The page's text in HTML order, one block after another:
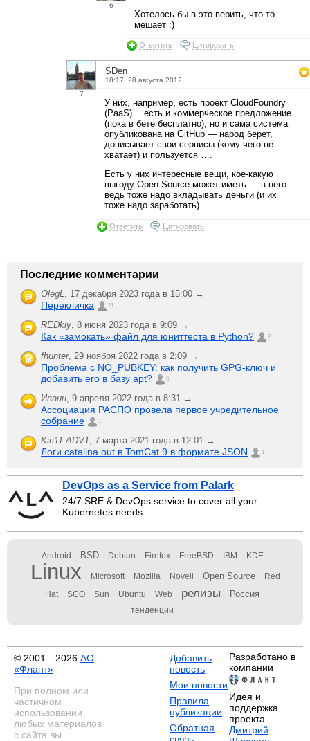
6
Хотелось бы в это верить, что-то
мешает :)
Ответить Цитировать
7
SDen
18:17, 28 августа 2012
У них, например, есть проект CloudFoundry
(PaaS)… есть и коммерческое предложение
(пока в бете бесплатно), но и сама система
опубликована на GitHub — народ берет,
дописывает свои сервисы (кому чего не
хватает) и пользуется ….
Есть у них интересные вещи, кое-какую
выгоду Open Source может иметь… в него
ведь тоже надо вкладывать деньги (и их
тоже надо заработать).
Ответить Цитировать
Последние комментарии
OlegL 17 декабря 2023 года в 15:00 →
Перекличка 21
REDkiy 8 июня 2023 года в 9:09 →
Как «замокать» файл для юниттеста в Python? 2
fhunter, 29 ноября 2022 года в 2:09 →
Проблема с NO_PUBKEY: как получить GPG-ключ и
добавить его в базу apt?
6
Иванн 9 апреля 2022 года в 8:31 →
Ассоциация РАСПО провела первое учредительное
собрание
1
Kiri11.ADV1 7 марта 2021 года в 12:01 →
Логи catalina.out в TomCat 9 в формате JSON 1
DevOps as a Service from Palark
24/7 SRE & DevOps service to cover all your
Kubernetes needs.
Android BSD Debian Firefox FreeBSD IBM KDE
Linux Microsoft Mozilla Novell Open Source Red
Hat SCO Sun Ubuntu Web релизы Россия
тенденции
© 2001—2026 АО
«Флант»
При полном или
частичном
использовании
любых материалов
с сайта вы
Добавить
новость
Мои новости
Правила
публикации
Обратная
Разработано в
компании
Идея и
поддержка
проекта —
Дмитрий